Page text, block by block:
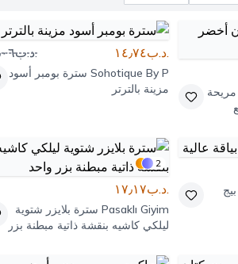
.د.ب١٤٫٧٤ .د.ب٢١٫٠٦
Sohotique By P سترة بومبر أسود
مزينة بالترتر
2
.د.ب١٧٫١٧
Pasaklı Giyim سترة بلايزر شتوية
ليلكي كاشيه بنقشة ذاتية مبطنة بزر